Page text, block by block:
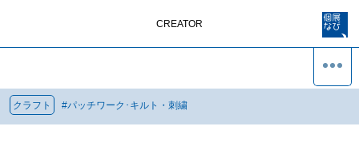
CREATOR
クラフト #パッチワーク･キルト・刺繍